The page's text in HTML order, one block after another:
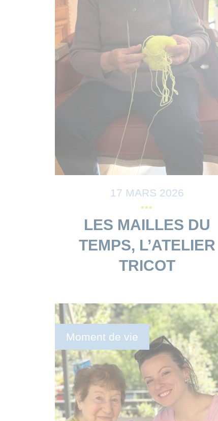
17 MARS 2026
LES MAILLES DU
TEMPS, L’ATELIER
TRICOT
Moment de vie